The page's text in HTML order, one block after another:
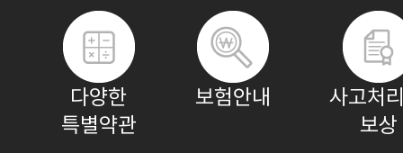
보험나이 62세
다양한
특별약관
보험안내
사고처
보상